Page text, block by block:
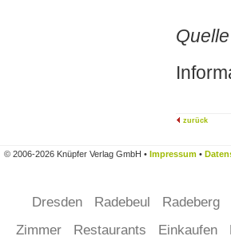
zurück
© 2006-2026 Knüpfer Verlag GmbH • Impressum •
Dresden Radebeul Radeberg
Zimmer
Restaurants Einkaufen